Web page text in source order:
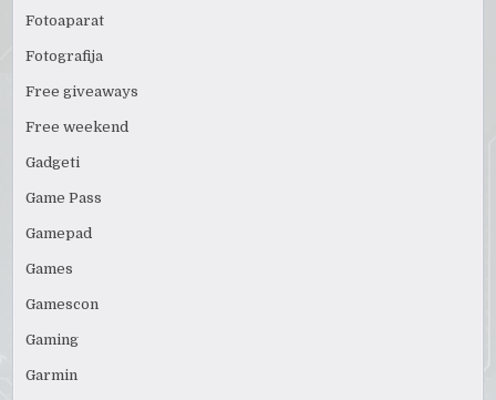
Fotoaparat
Fotografija
Free giveaways
Free weekend
Gadgeti
Game Pass
Gamepad
Games
Gamescon
Gaming
Garmin